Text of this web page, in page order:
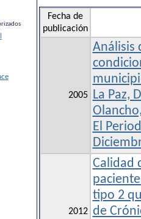
Fecha de
publicación
2005
Análisis
La Paz,
El
2012
Calidad
tipo 2
de